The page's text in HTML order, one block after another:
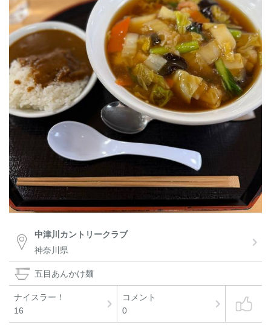
中津川カントリークラブ
神奈川県
五目あんかけ麺
ナイスラー！
16
コメント
0